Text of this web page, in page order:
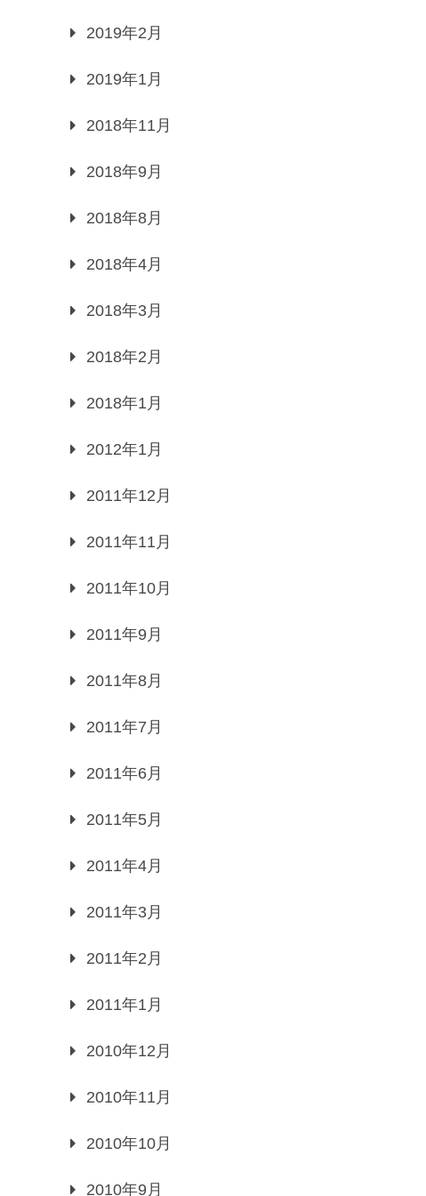
2019年2月
2019年1月
2018年11月
2018年9月
2018年8月
2018年4月
2018年3月
2018年2月
2018年1月
2012年1月
2011年12月
2011年11月
2011年10月
2011年9月
2011年8月
2011年7月
2011年6月
2011年5月
2011年4月
2011年3月
2011年2月
2011年1月
2010年12月
2010年11月
2010年10月
2010年9月